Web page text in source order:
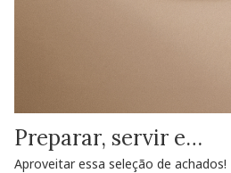
Preparar, servir e…
Aproveitar essa seleção de achados!